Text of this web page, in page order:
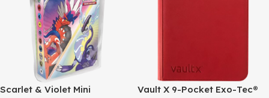
Scarlet & Violet Mini
Vault X 9-Pocket Exo-Tec®